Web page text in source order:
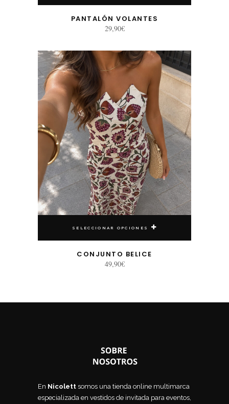
PANTALÓN VOLANTES
29,90€
SELECCIONAR OPCIONES
Este producto tiene múltiples variantes. Las opciones se pueden elegir en la página de producto
CONJUNTO BELICE
49,90€
En Nicolett somos una tienda online multimarca
especializada en vestidos de invitada para eventos,